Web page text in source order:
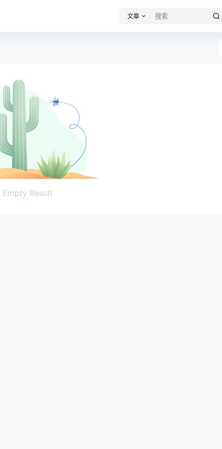
文章
Empty Result